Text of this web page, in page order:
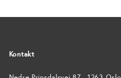
Kontakt